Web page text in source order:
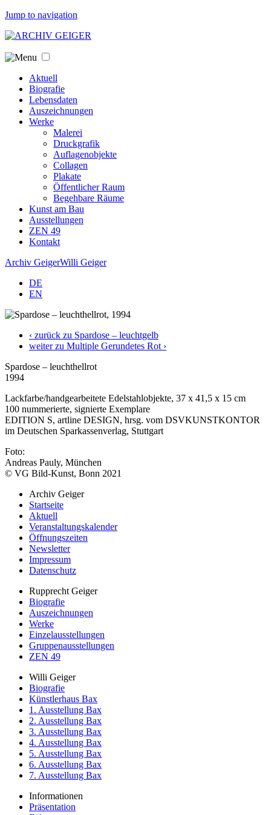
Jump to navigation
Aktuell
Biografie
Lebensdaten
Auszeichnungen
Werke
Malerei
Druckgrafik
Auflagenobjekte
Collagen
Plakate
Öffentlicher Raum
Begehbare Räume
Kunst am Bau
Ausstellungen
ZEN 49
Kontakt
Archiv GeigerWilli Geiger
DE
EN
‹ zurück zu Spardose – leuchtgelb
weiter zu Multiple Gerundetes Rot ›
Spardose – leuchthellrot
1994
Lackfarbe/handgearbeitete Edelstahlobjekte, 37 x 41,5 x 15 cm
100 nummerierte, signierte Exemplare
EDITION S, artline DESIGN, hrsg. vom DSVKUNSTKONTOR
im Deutschen Sparkassenverlag, Stuttgart
Foto:
Andreas Pauly, München
© VG Bild-Kunst, Bonn 2021
Archiv Geiger
Startseite
Aktuell
Veranstaltungskalender
Öffnungszeiten
Newsletter
Impressum
Datenschutz
Rupprecht Geiger
Biografie
Auszeichnungen
Werke
Einzelausstellungen
Gruppenausstellungen
ZEN 49
Willi Geiger
Biografie
Künstlerhaus Bax
1. Ausstellung Bax
2. Ausstellung Bax
3. Ausstellung Bax
4. Ausstellung Bax
5. Ausstellung Bax
6. Ausstellung Bax
7. Ausstellung Bax
Informationen
Präsentation